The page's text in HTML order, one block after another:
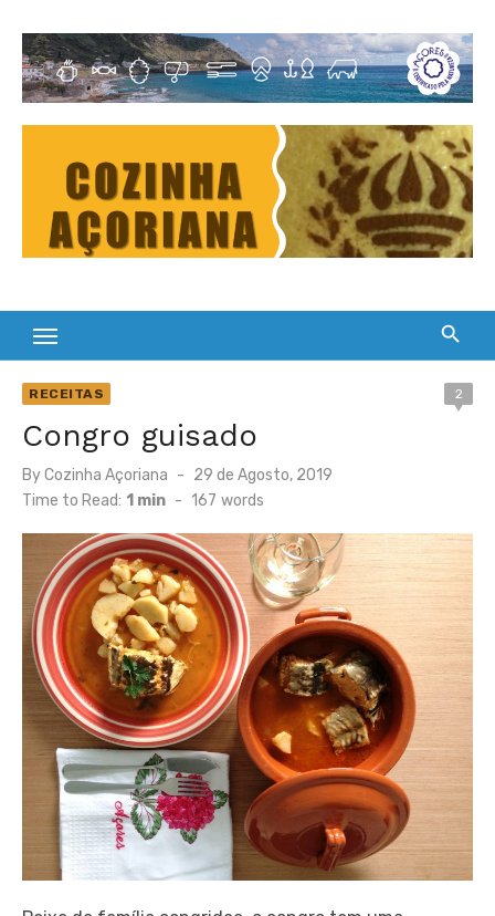
content
Cultura Gastronómica dos Açores
RECEITAS 2
Congro guisado
ByCozinha Açoriana
Posted
on
29 de Agosto, 2019
Time to Read: 1 min - 167 words